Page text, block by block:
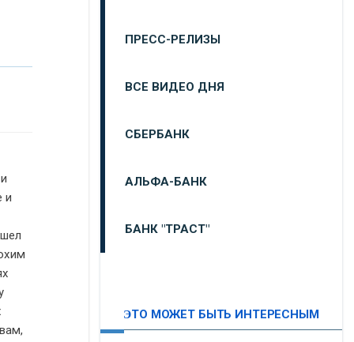
и
ПРЕСС-РЕЛИЗЫ
ВСЕ ВИДЕО ДНЯ
СБЕРБАНК
АЛЬФА-БАНК
БАНК "ТРАСТ"
ЭТО МОЖЕТ БЫТЬ ИНТЕРЕСНЫМ